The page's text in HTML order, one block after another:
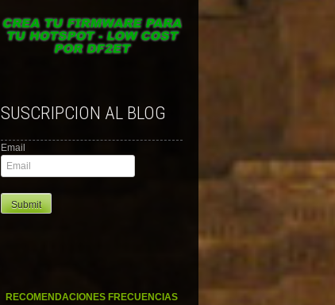
SUSCRIPCION AL BLOG
Email
RECOMENDACIONES FRECUENCIAS